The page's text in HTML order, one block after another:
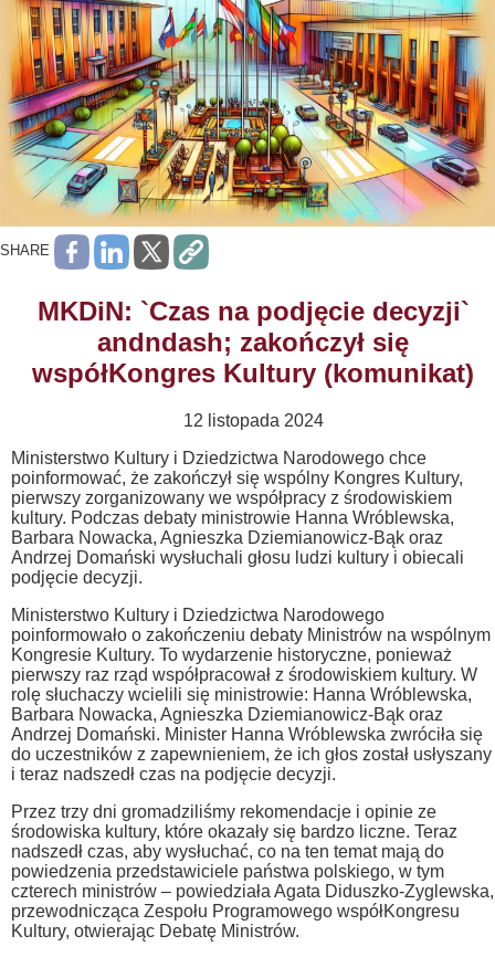
SHARE
MKDiN: `Czas na podjęcie decyzji`
andndash; zakończył się
współKongres Kultury (komunikat)
12 listopada 2024
Ministerstwo Kultury i Dziedzictwa Narodowego chce
poinformować, że zakończył się wspólny Kongres Kultury,
pierwszy zorganizowany we współpracy z środowiskiem
kultury. Podczas debaty ministrowie Hanna Wróblewska,
Barbara Nowacka, Agnieszka Dziemianowicz-Bąk oraz
Andrzej Domański wysłuchali głosu ludzi kultury i obiecali
podjęcie decyzji.
Ministerstwo Kultury i Dziedzictwa Narodowego
poinformowało o zakończeniu debaty Ministrów na wspólnym
Kongresie Kultury. To wydarzenie historyczne, ponieważ
pierwszy raz rząd współpracował z środowiskiem kultury. W
rolę słuchaczy wcielili się ministrowie: Hanna Wróblewska,
Barbara Nowacka, Agnieszka Dziemianowicz-Bąk oraz
Andrzej Domański. Minister Hanna Wróblewska zwróciła się
do uczestników z zapewnieniem, że ich głos został usłyszany
i teraz nadszedł czas na podjęcie decyzji.
Przez trzy dni gromadziliśmy rekomendacje i opinie ze
środowiska kultury, które okazały się bardzo liczne. Teraz
nadszedł czas, aby wysłuchać, co na ten temat mają do
powiedzenia przedstawiciele państwa polskiego, w tym
czterech ministrów – powiedziała Agata Diduszko-Zyglewska,
przewodnicząca Zespołu Programowego współKongresu
Kultury, otwierając Debatę Ministrów.